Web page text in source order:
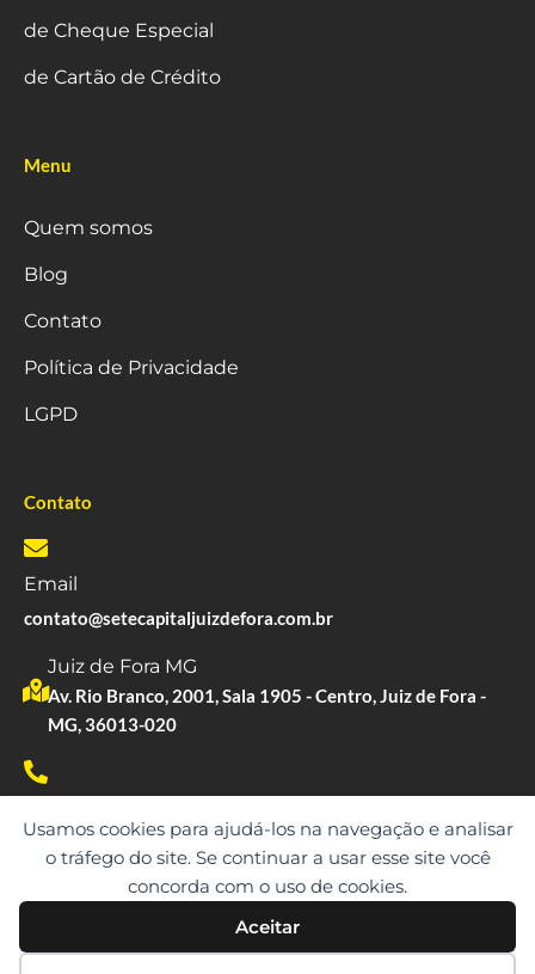
Usamos cookies para ajudá-los na navegação e analisar
o tráfego do site. Se continuar a usar esse site você
concorda com o uso de cookies.
Aceitar
de Cheque Especial
de Cartão de Crédito
Menu
Quem somos
Blog
Contato
Política de Privacidade
LGPD
Contato
Email
contato@setecapitaljuizdefora.com.br
Juiz de Fora MG
Av. Rio Branco, 2001, Sala 1905 - Centro, Juiz de Fora -
MG, 36013-020
(61) 99530-9873